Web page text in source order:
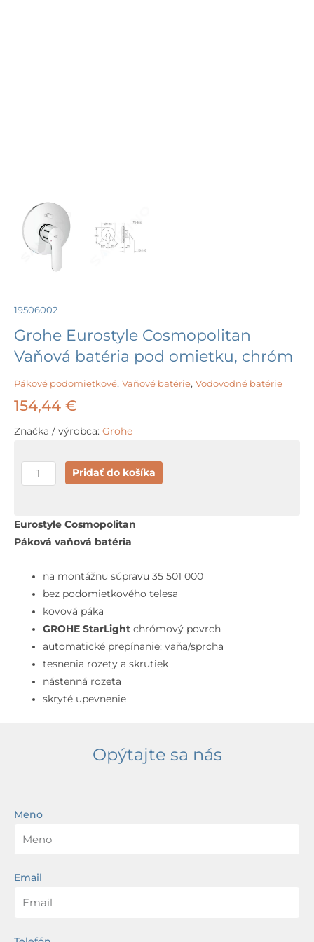
19506002
Grohe Eurostyle Cosmopolitan
Vaňová batéria pod omietku, chróm
Pákové podomietkové, Vaňové batérie, Vodovodné batérie
154,44 €
Značka / výrobca: Grohe
množstvo
Grohe
Cosmopolitan
Vaňová
pod
omietku,
chróm
Pridať do košíka
Eurostyle Cosmopolitan
Páková vaňová batéria
na montážnu súpravu 35 501 000
bez podomietkového telesa
kovová páka
GROHE StarLightchrómový povrch
automatické prepínanie: vaňa/sprcha
tesnenia rozety a skrutiek
nástenná rozeta
skryté upevnenie
Opýtajte sa nás
Meno
Email